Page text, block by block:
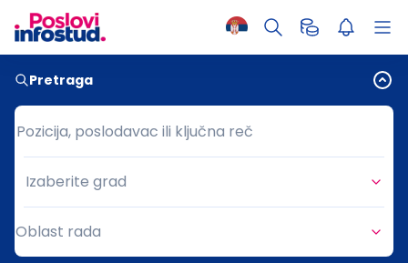
Pretraga
Pozicija, poslodavac ili ključna reč
Pozicija, poslodavac ili ključna reč
Grad
Izaberite grad
Oblast rada